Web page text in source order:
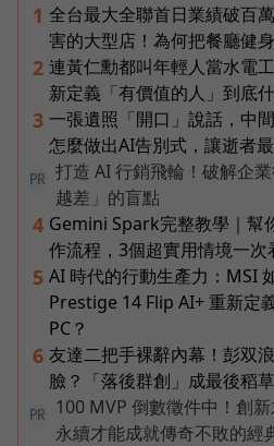
1 全台最大全聯首日業績破百
害的大型店！為何把餐廳健
2 連黃仁勳都叫年輕人當水電
新定義「有價值的人」到底
3 一張遺照「開口」說話，中
怎麼做出AI告別式，讓逝者
PR
打造 AI 行銷飛輪！破解企
越差」的盲點
4 Gemini Spark完整教學｜幫
作流程，3個超實用情境一次
5 AI 時代的行動生產力：MSI
Prestige 14 Flip AI+ 重新定
PC？
6 友達二把手裸辭內幕！彭双
臉？「落後群創」成最後稻
PR
100 MVP 倒數徵件中！創
永續才能成就傳奇不敗的